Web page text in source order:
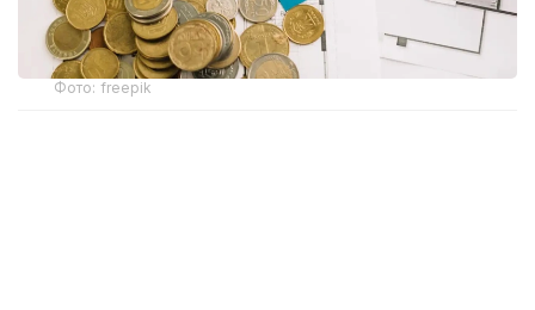
Фото: freepik